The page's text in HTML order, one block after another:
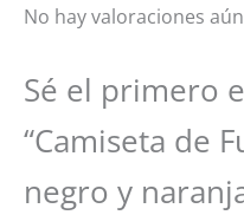
No hay valoraciones
Sé el primero
“Camiseta de
negro y